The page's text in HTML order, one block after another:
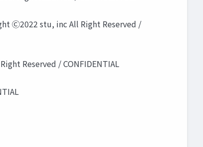
Ⓒ2022 stu, inc All Right Reserved /
Reserved / CONFIDENTIAL